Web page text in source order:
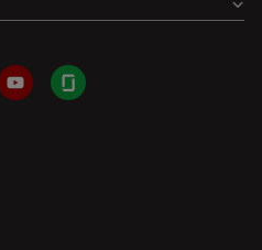
YouTubeGlassdoor